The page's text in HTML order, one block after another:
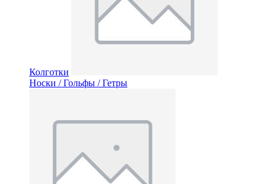
Колготки
Носки / Гольфы / Гетры